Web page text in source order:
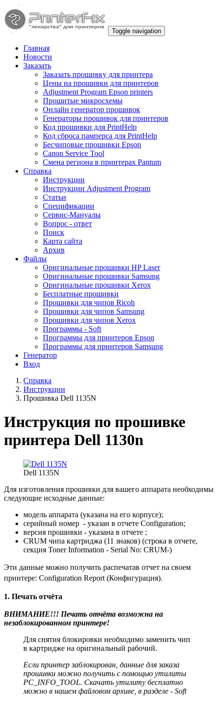
Toggle navigation
Главная
Новости
Заказать
Заказать прошивку для принтера
Цены на прошивки для принтеров
Adjustment Program Epson printers
Прошитые микросхемы
Онлайн генератор прошивок
Генераторы прошивок для принтеров
Код прошивки для PrintHelp
Код сброса памперса для PrintHelp
Беcчиповые прошивки Epson
Canon Service Tool
Смена региона в принтерах Pantum
Справка
Инструкции
Инструкции Adjustment Program
Статьи
Спецификации
Сервис-Мануалы
Вопрос - ответ
Поиск
Карта сайта
Архив
Файлы
Оригинальные прошивки HP Laser
Оригинальные прошивки Samsung
Оригинальные прошивки Xerox
Бесплатные прошивки
Прошивки для чипов Ricoh
Прошивки для чипов Samsung
Прошивки для чипов Xerox
Программы - Soft
Программы для принтеров Epson
Программы для принтеров Samsung
Генератор
Вход
Справка
Инструкции
Прошивка Dell 1135N
Инструкция по прошивке
принтера Dell 1130n
Dell 1135N
Для изготовления прошивки для вашего аппарата необходимы
следующие исходные данные:
модель аппарата (указана на его корпусе);
серийный номер - указан в отчете Сonfiguration;
версия прошивки - указана в отчете ;
CRUM чипа картриджа (11 знаков) (строка в отчете,
секция Toner Information - Serial No: CRUM-)
Эти данные можно получить распечатав отчет на своем
принтере: Configuration Report (Конфигурация).
1. Печать отчёта
ВНИМАНИЕ!!! Печать отчёта возможна на
незаблокированном принтере!
Для снятия блокировки необходимо заменить чип
в картридже на оригинальный рабочий.
Если принтер заблокирован, данные для заказа
прошивки можно получить с помощью утилиты
PC_INFO_TOOL. Скачать утилиту бесплатно
можно в нашем файловом архиве, в разделе - Soft